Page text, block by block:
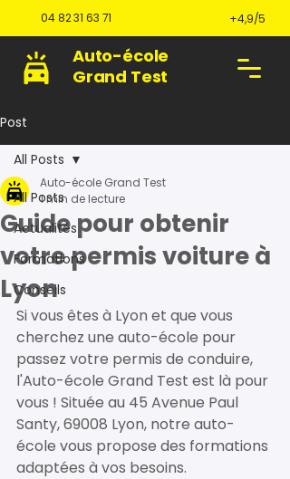
04 82 31 63 71 +4,9/5
Auto-école
Grand Test
Post
All Posts
Actualités
Formations
Conseils
All Posts
Guide pour obtenir
votre permis voiture à
Lyon
Auto-école Grand Test
1 min de lecture
Si vous êtes à Lyon et que vous
cherchez une auto-école pour
passez votre permis de conduire,
l'Auto-école Grand Test est là pour
vous ! Située au 45 Avenue Paul
Santy, 69008 Lyon, notre auto-
école vous propose des formations
adaptées à vos besoins.